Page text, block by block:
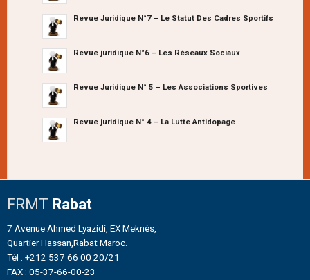
Revue Juridique N°7 – Le Statut Des Cadres Sportifs
Revue juridique N°6 – Les Réseaux Sociaux
Revue Juridique N° 5 – Les Associations Sportives
Revue juridique N° 4 – La Lutte Antidopage
FRMT Rabat
7 Avenue Ahmed Lyazidi, EX Meknès,
Quartier Hassan,Rabat Maroc.
Tél : +212 537 66 00 20/21
FAX : 05-37-66-00-23